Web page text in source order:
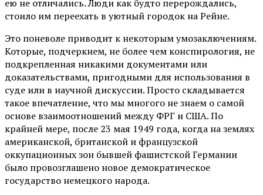
ею не отличались. Люди как будто перерождались,
стоило им переехать в уютный городок на Рейне.
Это поневоле приводит к некоторым умозаключениям.
Которые, подчеркнем, не более чем конспирология, не
подкрепленная никакими документами или
доказательствами, пригодными для использования в
суде или в научной дискуссии. Просто складывается
такое впечатление, что мы многого не знаем о самой
основе взаимоотношений между ФРГ и США. По
крайней мере, после 23 мая 1949 года, когда на землях
американской, британской и французской
оккупационных зон бывшей фашистской Германии
было провозглашено новое демократическое
государство немецкого народа.